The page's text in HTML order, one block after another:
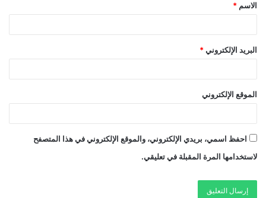
الاسم *
البريد الإلكتروني *
الموقع الإلكتروني
احفظ اسمي، بريدي الإلكتروني، والموقع الإلكتروني في هذا المتصفح
لاستخدامها المرة المقبلة في تعليقي.